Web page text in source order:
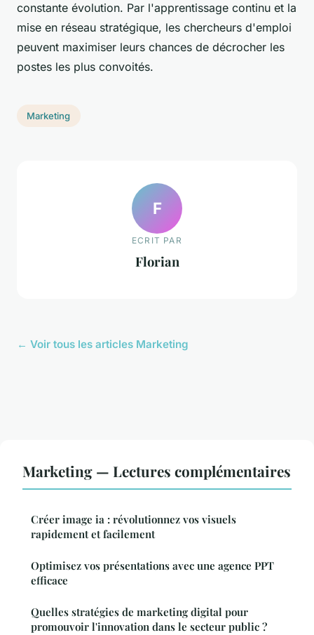
constante évolution. Par l'apprentissage continu et la
mise en réseau stratégique, les chercheurs d'emploi
peuvent maximiser leurs chances de décrocher les
postes les plus convoités.
Marketing
F
ECRIT PAR
Florian
← Voir tous les articles Marketing
Marketing — Lectures complémentaires
Créer image ia : révolutionnez vos visuels
rapidement et facilement
Optimisez vos présentations avec une agence PPT
efficace
Quelles stratégies de marketing digital pour
promouvoir l'innovation dans le secteur public ?